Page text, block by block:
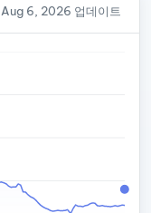
Aug 6, 2026 업데이트